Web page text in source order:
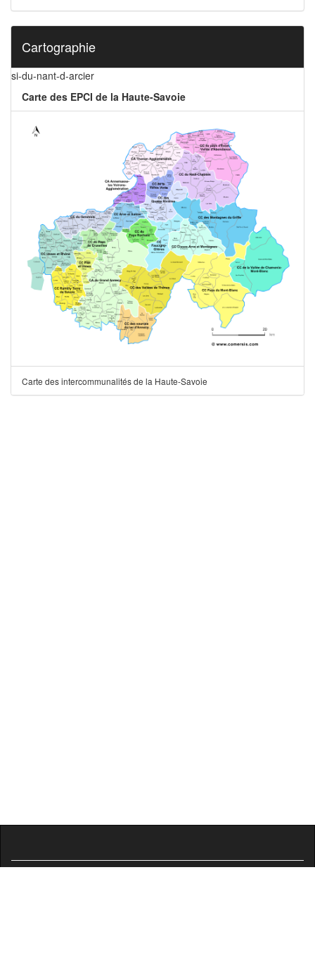
Cartographie
si-du-nant-d-arcier
Carte des EPCI de la Haute-Savoie
Carte des intercommunalités de la Haute-Savoie